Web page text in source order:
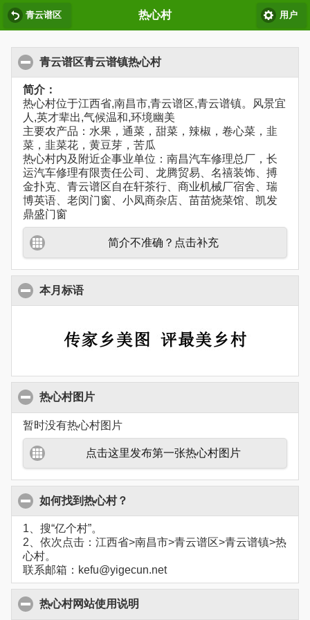
青云谱区 热心村 用户
青云谱区青云谱镇热心村
简介：
热心村位于江西省,南昌市,青云谱区,青云谱镇。风景宜
人,英才辈出,气候温和,环境幽美
主要农产品：水果，通菜，甜菜，辣椒，卷心菜，韭
菜，韭菜花，黄豆芽，苦瓜
热心村内及附近企事业单位：南昌汽车修理总厂，长
运汽车修理有限责任公司、龙腾贸易、名禧装饰、搏
金扑克、青云谱区自在轩茶行、商业机械厂宿舍、瑞
博英语、老闵门窗、小凤商杂店、苗苗烧菜馆、凯发
鼎盛门窗
简介不准确？点击补充
本月标语
热心村图片
暂时没有热心村图片
点击这里发布第一张热心村图片
如何找到热心村？
1、搜“亿个村”。
2、依次点击：江西省>南昌市>青云谱区>青云谱镇>热
心村。
联系邮箱：kefu@yigecun.net
热心村网站使用说明